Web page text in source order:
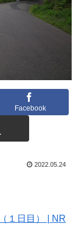
Facebook
2022.05.24
１日目） | NR